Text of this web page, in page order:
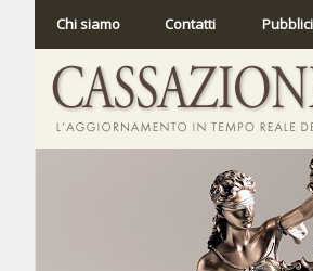
Chi siamo Contatti